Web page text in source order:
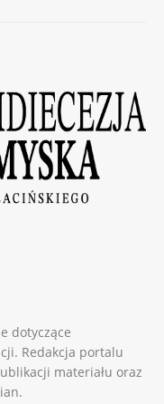
dotyczące
Redakcja portalu
materiału oraz